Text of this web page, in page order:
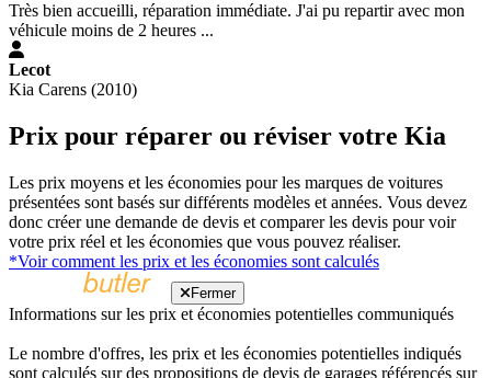
Très bien accueilli, réparation immédiate. J'ai pu repartir avec mon
véhicule moins de 2 heures ...
Lecot
Kia Carens (2010)
Prix pour réparer ou réviser votre Kia
Les prix moyens et les économies pour les marques de voitures
présentées sont basés sur différents modèles et années. Vous devez
donc créer une demande de devis et comparer les devis pour voir
votre prix réel et les économies que vous pouvez réaliser.
*Voir comment les prix et les économies sont calculés
Fermer
Informations sur les prix et économies potentielles communiqués
Le nombre d'offres, les prix et les économies potentielles indiqués
sont calculés sur des propositions de devis de garages référencés sur